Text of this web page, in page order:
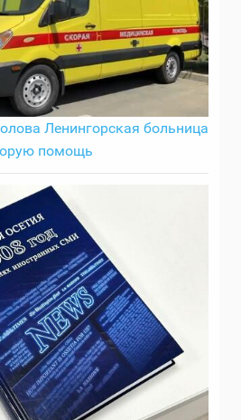
Ленингорская больница
помощь